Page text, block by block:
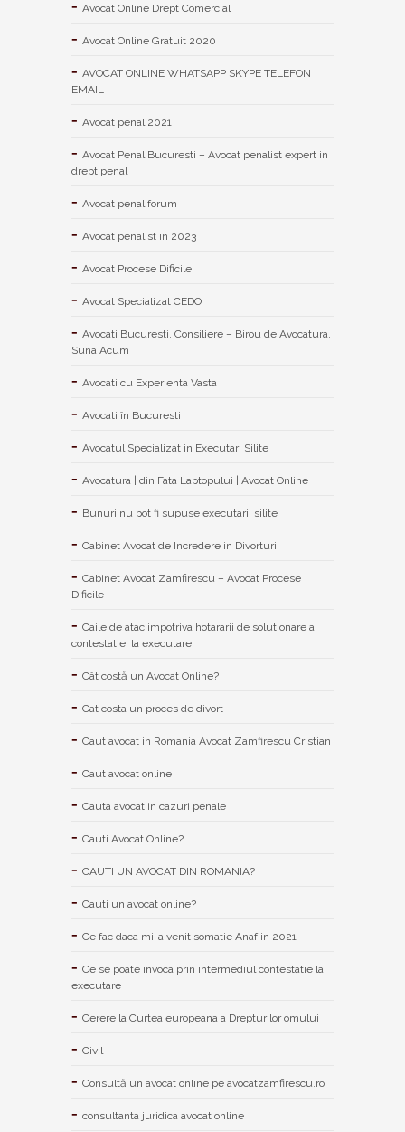
Avocat Online Drept Comercial
Avocat Online Gratuit 2020
AVOCAT ONLINE WHATSAPP SKYPE TELEFON
EMAIL
Avocat penal 2021
Avocat Penal Bucuresti – Avocat penalist expert in
drept penal
Avocat penal forum
Avocat penalist in 2023
Avocat Procese Dificile
Avocat Specializat CEDO
Avocati Bucuresti. Consiliere – Birou de Avocatura.
Suna Acum
Avocati cu Experienta Vasta
Avocati în Bucuresti
Avocatul Specializat in Executari Silite
Avocatura | din Fata Laptopului | Avocat Online
Bunuri nu pot fi supuse executarii silite
Cabinet Avocat de Incredere in Divorturi
Cabinet Avocat Zamfirescu – Avocat Procese
Dificile
Caile de atac impotriva hotararii de solutionare a
contestatiei la executare
Cât costă un Avocat Online?
Cat costa un proces de divort
Caut avocat in Romania Avocat Zamfirescu Cristian
Caut avocat online
Cauta avocat in cazuri penale
Cauti Avocat Online?
CAUTI UN AVOCAT DIN ROMANIA?
Cauti un avocat online?
Ce fac daca mi-a venit somatie Anaf in 2021
Ce se poate invoca prin intermediul contestatie la
executare
Cerere la Curtea europeana a Drepturilor omului
Civil
Consultă un avocat online pe avocatzamfirescu.ro
consultanta juridica avocat online